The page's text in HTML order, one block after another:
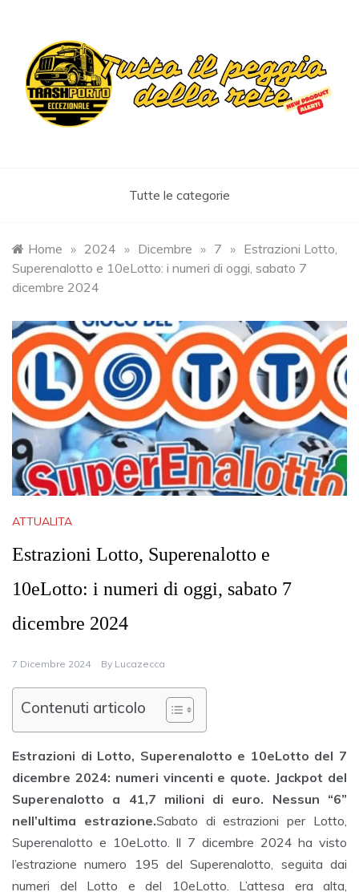
content
Tutte le categorie
Home » 2024 » Dicembre » 7 » Estrazioni Lotto,
Superenalotto e 10eLotto: i numeri di oggi, sabato 7
dicembre 2024
ATTUALITA
Estrazioni Lotto, Superenalotto e
10eLotto: i numeri di oggi, sabato 7
dicembre 2024
7 Dicembre 2024 By Lucazecca
Contenuti articolo
Estrazioni di Lotto, Superenalotto e 10eLotto del 7
dicembre 2024: numeri vincenti e quote. Jackpot del
Superenalotto a 41,7 milioni di euro. Nessun “6”
nell’ultima estrazione.Sabato di estrazioni per Lotto,
Superenalotto e 10eLotto. Il 7 dicembre 2024 ha visto
l’estrazione numero 195 del Superenalotto, seguita dai
numeri del Lotto e del 10eLotto. L’attesa era alta,